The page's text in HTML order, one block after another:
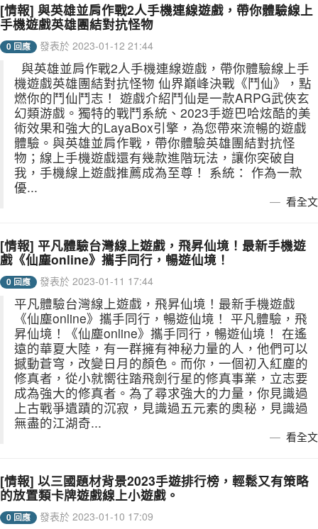
[情報] 與英雄並肩作戰2人手機連線遊戲，帶你體驗線上
手機遊戲英雄團結對抗怪物
0 回應 發表於 2023-01-12 21:44
與英雄並肩作戰2人手機連線遊戲，帶你體驗線上手
機遊戲英雄團結對抗怪物 仙界巔峰決戰《鬥仙》，點
燃你的鬥仙鬥志！ 遊戲介紹鬥仙是一款ARPG武俠玄
幻類游戲。獨特的戰鬥系統、2023手遊巴哈炫酷的美
術效果和強大的LayaBox引擎，為您帶來流暢的遊戲
體驗。與英雄並肩作戰，帶你體驗英雄團結對抗怪
物；線上手機遊戲還有幾款進階玩法，讓你突破自
我，手機線上遊戲推薦成為至尊！ 系統： 作為一款
優...
看全文
[情報] 平凡體驗台灣線上遊戲，飛昇仙境！最新手機遊
戲《仙塵online》攜手同行，暢遊仙境！
0 回應 發表於 2023-01-11 17:44
平凡體驗台灣線上遊戲，飛昇仙境！最新手機遊戲
《仙塵online》攜手同行，暢遊仙境！ 平凡體驗，飛
昇仙境！《仙塵online》攜手同行，暢遊仙境！ 在遙
遠的華夏大陸，有一群擁有神秘力量的人，他們可以
撼動蒼穹，改變日月的顏色。而你，一個初入紅塵的
修真者，從小就嚮往踏飛劍行星的修真事業，立志要
成為強大的修真者。為了尋求強大的力量，你見識過
上古戰爭遺蹟的沉寂，見識過五元素的奧秘，見識過
無盡的江湖奇...
看全文
[情報] 以三國題材背景2023手遊排行榜，輕鬆又有策略
的放置類卡牌遊戲線上小遊戲。
0 回應 發表於 2023-01-10 17:09